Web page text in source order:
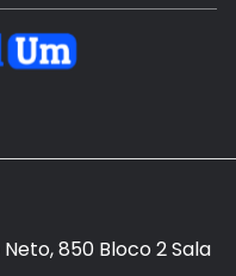
850 Bloco 2 Sala